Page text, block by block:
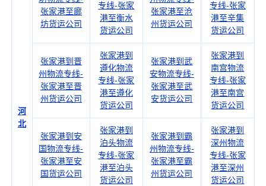
河
北
张家港至廊
坊货运公司
专线-张家
港至衡水
货运公司
张家港至沧
州货运公司
专线-张家
港至辛集
货运公司
张家港到晋
州物流专线-
张家港至晋
州货运公司
张家港到
遵化物流
专线-张家
港至遵化
货运公司
张家港到武
安物流专线-
张家港至武
安货运公司
张家港到
南宫物流
专线-张家
港至南宫
货运公司
张家港到安
国物流专线-
张家港至安
国货运公司
张家港到
泊头物流
专线-张家
港至泊头
货运公司
张家港到霸
州物流专线-
张家港至霸
州货运公司
张家港到
深州物流
专线-张家
港至深州
货运公司